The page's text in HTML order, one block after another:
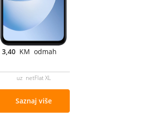
3,40 KM odmah
uz netFlat XL
Saznaj više